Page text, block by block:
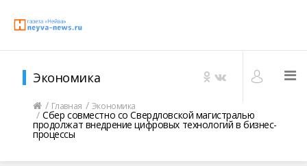
Экономика
Главная Экономика
Сбер совместно со Свердловской магистралью
продолжат внедрение цифровых технологий в бизнес-
процессы